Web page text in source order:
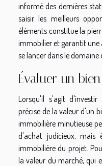
informé des dernières
saisir les meilleurs
éléments constitue la
immobilier et garantit une
se lancer dans le domaine
Évaluer un
Lorsqu'il s'agit d'investir
précise de la valeur d'un
immobilière minutieuse
d'achat judicieux, mais
immobilière du projet.
la valeur du marché, qui